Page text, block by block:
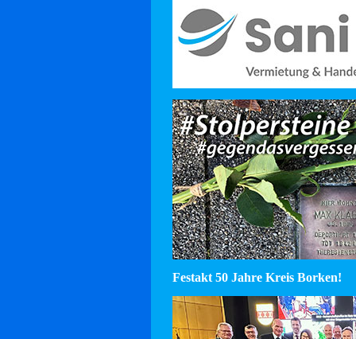
Festakt 50 Jahre Kreis Borken!